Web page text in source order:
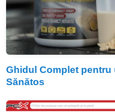
Ghidul Complet pentru
Sănătos